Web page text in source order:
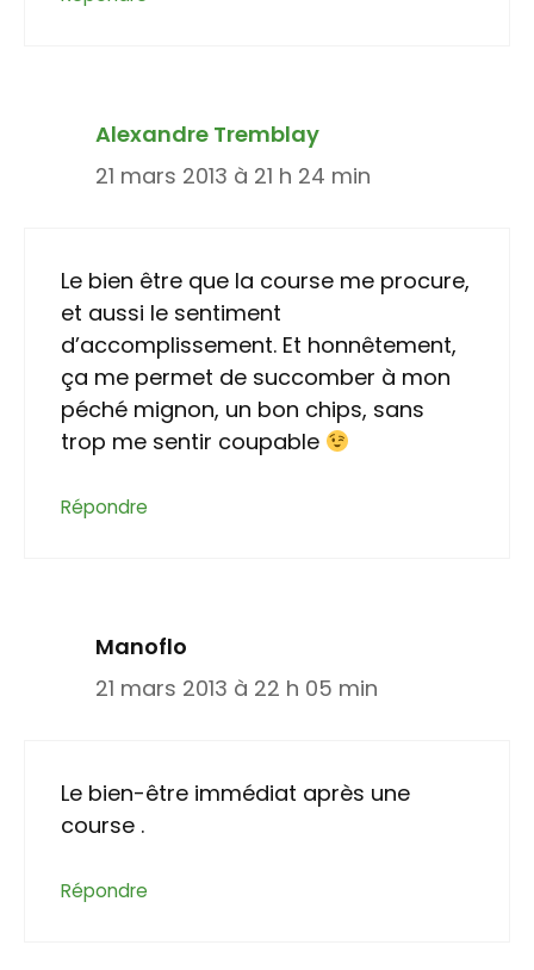
Alexandre Tremblay
21 mars 2013 à 21 h 24 min
Le bien être que la course me procure,
et aussi le sentiment
d’accomplissement. Et honnêtement,
ça me permet de succomber à mon
péché mignon, un bon chips, sans
trop me sentir coupable
Répondre
Manoflo
21 mars 2013 à 22 h 05 min
Le bien-être immédiat après une
course .
Répondre